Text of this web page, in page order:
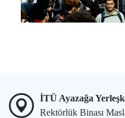
İTÜ Ayazağa
Rektörlük Binası